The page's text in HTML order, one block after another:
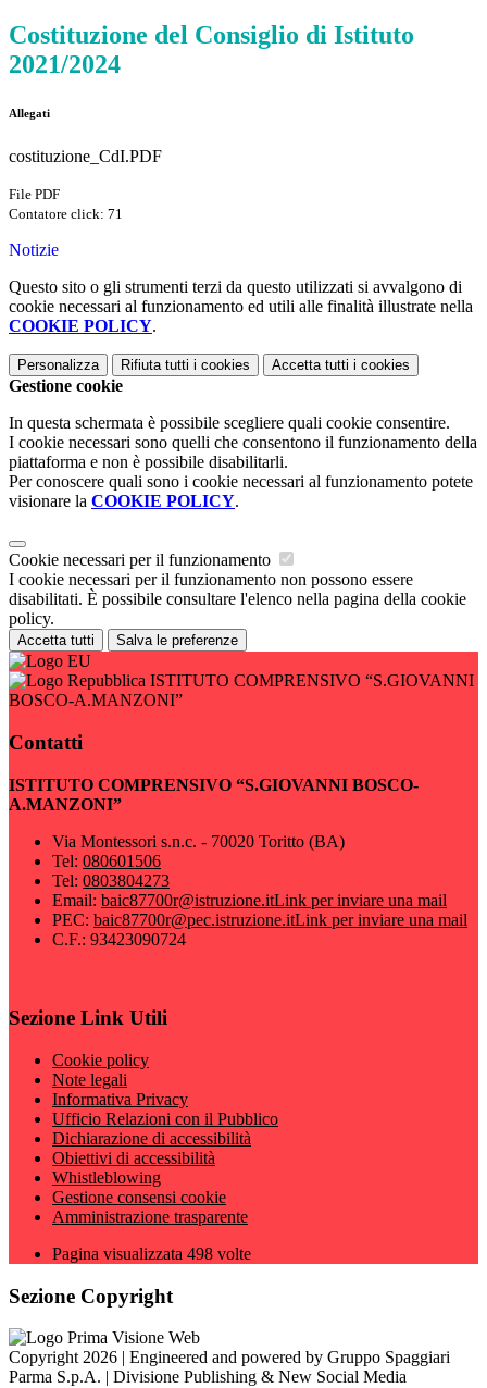
Costituzione del Consiglio di Istituto
2021/2024
Allegati
costituzione_CdI.PDF
File PDF
Contatore click: 71
Notizie
Questo sito o gli strumenti terzi da questo utilizzati si avvalgono di
cookie necessari al funzionamento ed utili alle finalità illustrate nella
COOKIE POLICY.
Personalizza Rifiuta tutti i cookies Accetta tutti i cookies
Gestione cookie
In questa schermata è possibile scegliere quali cookie consentire.
I cookie necessari sono quelli che consentono il funzionamento della
piattaforma e non è possibile disabilitarli.
Per conoscere quali sono i cookie necessari al funzionamento potete
visionare la COOKIE POLICY.
Cookie necessari per il funzionamento
I cookie necessari per il funzionamento non possono essere
disabilitati. È possibile consultare l'elenco nella pagina della cookie
policy.
Accetta tutti Salva le preferenze
ISTITUTO COMPRENSIVO “S.GIOVANNI
BOSCO-A.MANZONI”
Contatti
ISTITUTO COMPRENSIVO “S.GIOVANNI BOSCO-
A.MANZONI”
Via Montessori s.n.c. - 70020 Toritto (BA)
Tel: 080601506
Tel: 0803804273
Email: baic87700r@istruzione.itLink per inviare una mail
PEC: baic87700r@pec.istruzione.itLink per inviare una mail
C.F.: 93423090724
Sezione Link Utili
Cookie policy
Note legali
Informativa Privacy
Ufficio Relazioni con il Pubblico
Dichiarazione di accessibilità
Obiettivi di accessibilità
Whistleblowing
Gestione consensi cookie
Amministrazione trasparente
Pagina visualizzata 498 volte
Sezione Copyright
Copyright 2026 | Engineered and powered by Gruppo Spaggiari
Parma S.p.A. | Divisione Publishing & New Social Media